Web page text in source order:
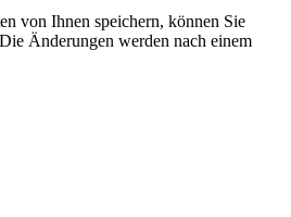
von Ihnen speichern, können Sie
Änderungen werden nach einem